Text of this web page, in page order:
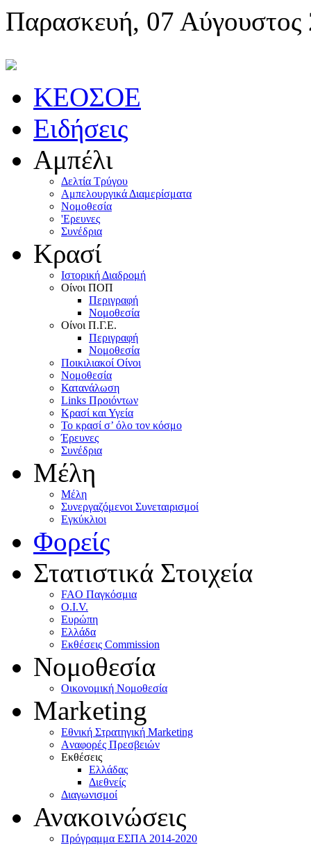
Παρασκευή, 07 Αύγουστος
KEOΣOE
Ειδήσεις
Αμπέλι
Δελτία Τρύγου
Αμπελουργικά Διαμερίσματα
Nομοθεσία
'Eρευνες
Συνέδρια
Κρασί
Iστορική Διαδρομή
Oίνοι ΠOΠ
Περιγραφή
Nομοθεσία
Oίνοι Π.Γ.E.
Περιγραφή
Νομοθεσία
Ποικιλιακοί Oίνοι
Nομοθεσία
Κατανάλωση
Links Προιόντων
Κρασί και Υγεία
To κρασί σ’ όλο τον κόσμο
Έρευνες
Συνέδρια
Μέλη
Mέλη
Συνεργαζόμενοι Συνεταιρισμοί
Εγκύκλιοι
Φορείς
Στατιστικά Στοιχεία
FAO Παγκόσμια
O.I.V.
Ευρώπη
Ελλάδα
Eκθέσεις Commission
Νομοθεσία
Οικονομική Νομοθεσία
Marketing
Eθνική Στρατηγική Marketing
Aναφορές Πρεσβειών
Eκθέσεις
Eλλάδας
Διεθνείς
Διαγωνισμοί
Ανακοινώσεις
Πρόγραμμα ΕΣΠΑ 2014-2020